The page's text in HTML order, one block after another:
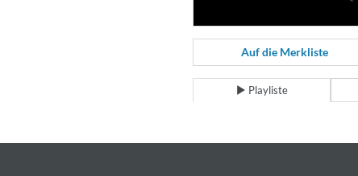
Coherence
Cindy Blackman Santana
Genre:Jazz
Auf die Merkliste
Playliste